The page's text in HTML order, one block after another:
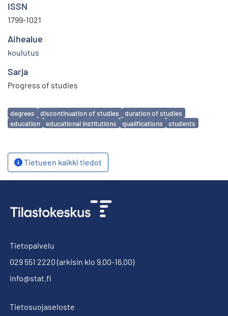
ISSN
1799-1021
Aihealue
koulutus
Sarja
Progress of studies
Avainsanat
degrees discontinuation of studies
duration of studies
education
educational institutions qualifications students
Tietueen kaikki tiedot
Tietopalvelu
029 551 2220 (arkisin klo 9.00-16.00)
info@stat.fi
Tietosuojaseloste